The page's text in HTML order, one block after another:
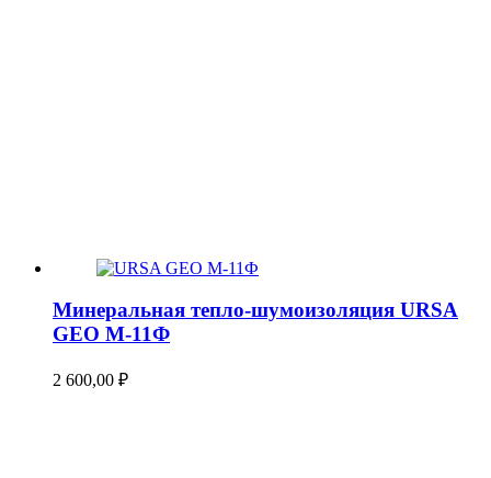
Минеральная тепло-шумоизоляция URSA
GEO М-11Ф
2 600,00 ₽